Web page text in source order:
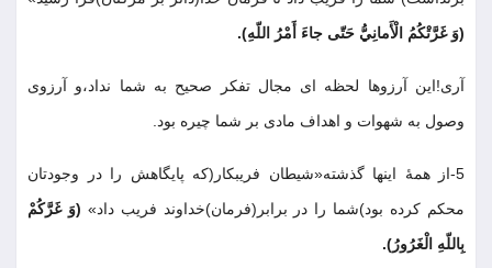
(وَ غَرَّتْكُمُ الْأَمانِيُّ حَتّى جاءَ أَمْرُ اللّهِ).
آرى!اين آرزوها لحظه اى مجال تفكر صحيح به شما نداد،و آرزوى
وصول به شهوات و اهداف مادى بر شما چيره بود
5
-از همۀ اينها گذشته«شيطان فريبكار(كه پايگاهش را در وجودتان
محكم كرده بود)شما را در برابر(فرمان)خداوند فريب داد» (وَ غَرَّكُمْ
بِاللّهِ الْغَرُورُ).